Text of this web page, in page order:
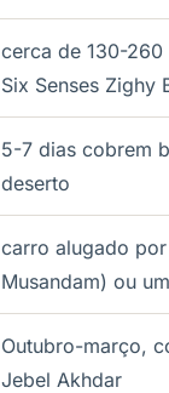
cerca de 130-260
Six Senses Zighy
5-7 dias cobrem
deserto
carro alugado
Musandam) ou
Outubro-março,
Jebel Akhdar